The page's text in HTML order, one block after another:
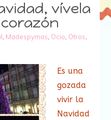
vívela
Madespymas Ocio Otros
Es una
gozada
vivir la
Navidad